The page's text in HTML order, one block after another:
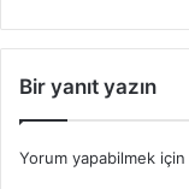
Bir yanıt yazın
Yorum yapabilmek için